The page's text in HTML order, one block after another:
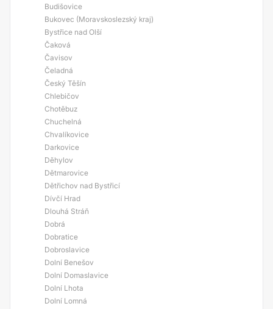
Budišovice
Bukovec (Moravskoslezský kraj)
Bystřice nad Olší
Čaková
Čavisov
Čeladná
Český Těšín
Chlebičov
Chotěbuz
Chuchelná
Chvalíkovice
Darkovice
Děhylov
Dětmarovice
Dětřichov nad Bystřicí
Dívčí Hrad
Dlouhá Stráň
Dobrá
Dobratice
Dobroslavice
Dolní Benešov
Dolní Domaslavice
Dolní Lhota
Dolní Lomná